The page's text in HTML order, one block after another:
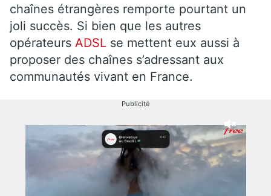
chaînes étrangères remporte pourtant un
joli succès. Si bien que les autres
opérateurs ADSL se mettent eux aussi à
proposer des chaînes s’adressant aux
communautés vivant en France.
Publicité